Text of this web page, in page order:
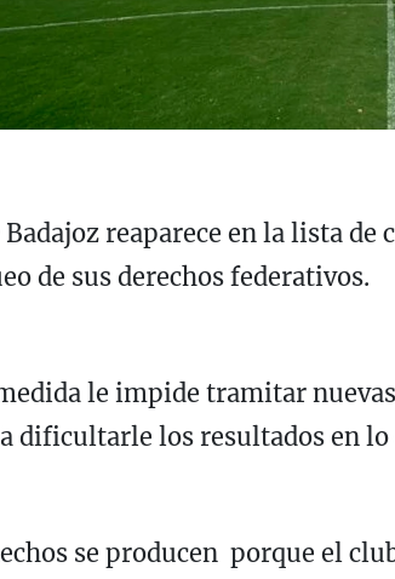
Badajoz reaparece en la lista de
de sus derechos federativos.
le impide tramitar
dificultarle los resultados en lo
se producen porque el